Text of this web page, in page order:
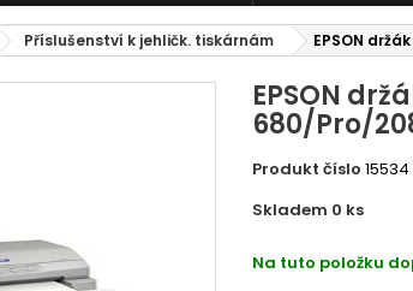
Příslušenství k jehličk. tiskárnám EPSON
EPSON
680/Pro/
Produkt číslo 15534
Skladem 0 ks
Na tuto položku